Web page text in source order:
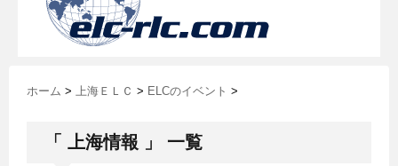
ホーム > 上海ＥＬＣ > ELCのイベント >
「 上海情報 」 一覧